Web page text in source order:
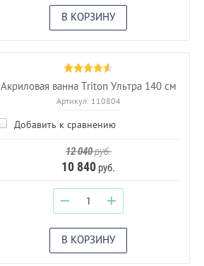
В КОРЗИНУ
Акриловая ванна Triton Ультра 140 см
Артикул:110804
Добавить к сравнению
12 040руб.
10 840 руб.
− +
В КОРЗИНУ